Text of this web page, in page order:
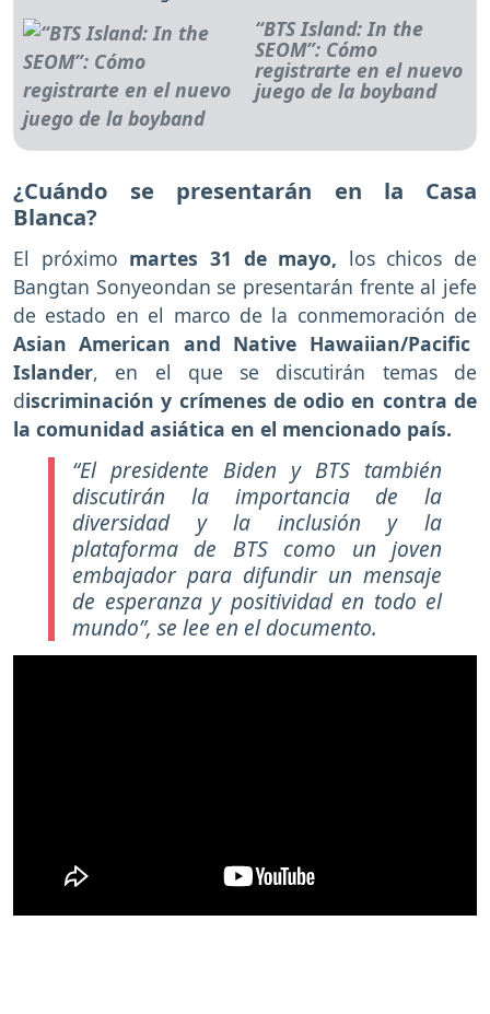
“BTS Island: In the
SEOM”: Cómo
registrarte en el nuevo
juego de la boyband
¿Cuándo se presentarán en la Casa
Blanca?
El próximo martes 31 de mayo, los chicos de
Bangtan Sonyeondan se presentarán frente al jefe
de estado en el marco de la conmemoración de
Asian American and Native Hawaiian/Pacific
Islander, en el que se discutirán temas de
discriminación y crímenes de odio en contra de
la comunidad asiática en el mencionado país.
“El presidente Biden y BTS también
discutirán la importancia de la
diversidad y la inclusión y la
plataforma de BTS como un joven
embajador para difundir un mensaje
de esperanza y positividad en todo el
mundo”, se lee en el documento.